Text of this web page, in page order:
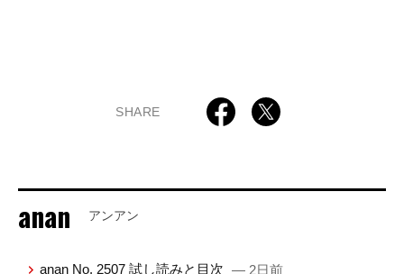
SHARE
anan アンアン
anan No. 2507 試し読みと目次 — 2日前